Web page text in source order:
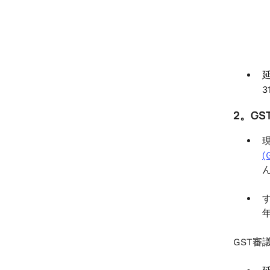
2。
GST審